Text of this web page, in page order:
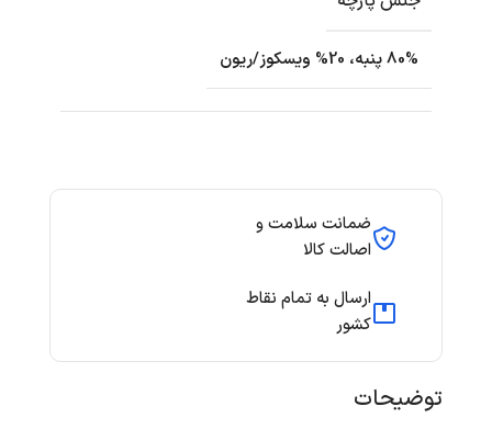
ضمانت سلامت و
اصالت کالا
ارسال به تمام نقاط
کشور
توضیحات
80% پنبه، 20% ویسکوز/ریون